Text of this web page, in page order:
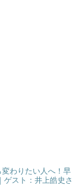
変わりたい人へ！早
ゲスト：井上皓史さ